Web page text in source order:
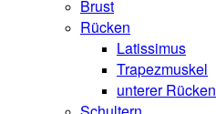
Brust
Rücken
Latissimus
Trapezmuskel
unterer Rücken